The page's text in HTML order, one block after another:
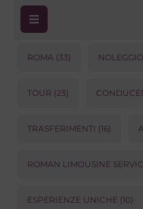
ROMA (33)
TOUR (23)
TRASFERIMENTI (16)
ROMAN LIMOUSINE
ESPERIENZE UNICHE (10)